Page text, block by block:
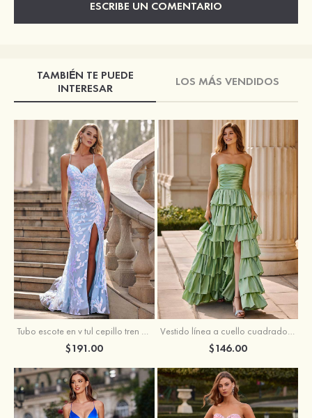
ESCRIBE UN COMENTARIO
TAMBIÉN TE PUEDE
INTERESAR
LOS MÁS VENDIDOS
Tubo escote en v tul cepillo tren vestido de graduación
$191.00
Vestido línea a cuello cuadrado tafetán hasta el suelo vestido de graduación con volantes
$146.00